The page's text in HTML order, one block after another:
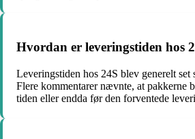
Hvordan er leveringstiden hos
Leveringstiden hos 24S blev generelt
Flere kommentarer nævnte, at pakkerne
tiden eller endda før den forventede